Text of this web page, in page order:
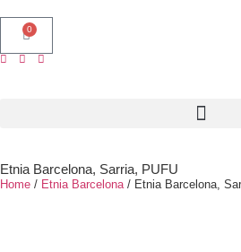
0
Etnia Barcelona, Sarria, PUFU
Home / Etnia Barcelona/ Etnia Barcelona,